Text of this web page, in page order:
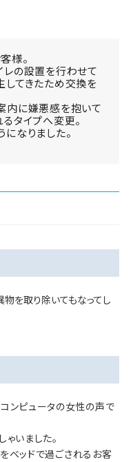
様。
レの設置を行わせて
してきたため交換を
内に嫌悪感を抱いて
タイプへ変更。
なりました。
を取り除いてもなってし
ンピュータの女性の声で
いました。
ベッドで過ごされるお客